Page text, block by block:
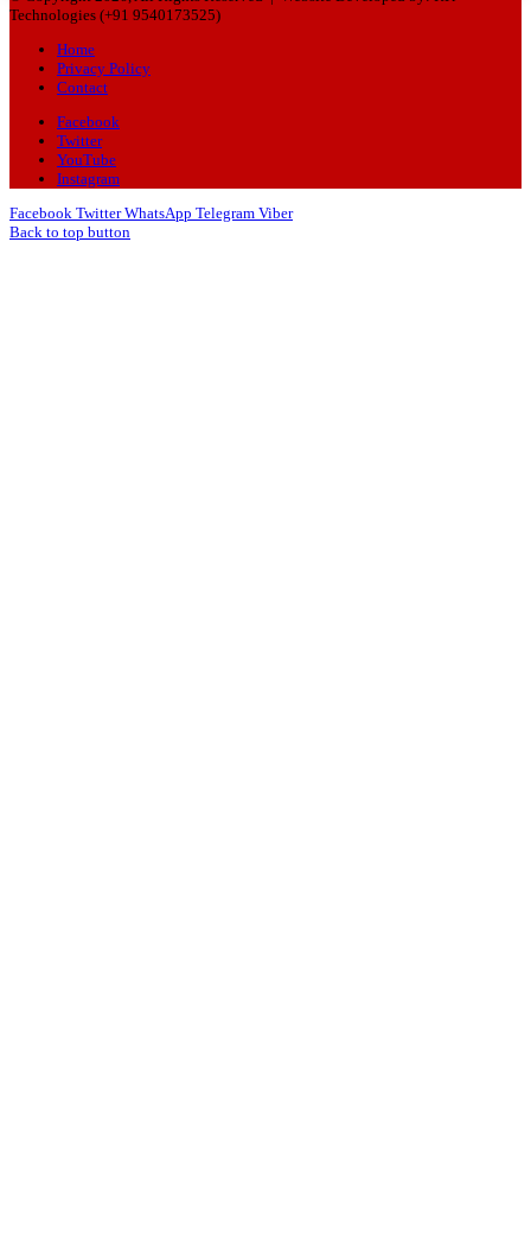
Technologies (+91 9540173525)
Home
Privacy Policy
Contact
Facebook
Twitter
YouTube
Instagram
Facebook Twitter WhatsApp Telegram Viber
Back to top button